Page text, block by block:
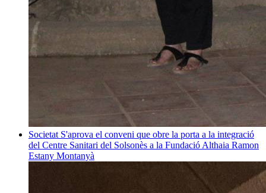
Societat S'aprova el conveni que obre la porta a la integració
del Centre Sanitari del Solsonès a la Fundació Althaia Ramon
Estany Montanyà